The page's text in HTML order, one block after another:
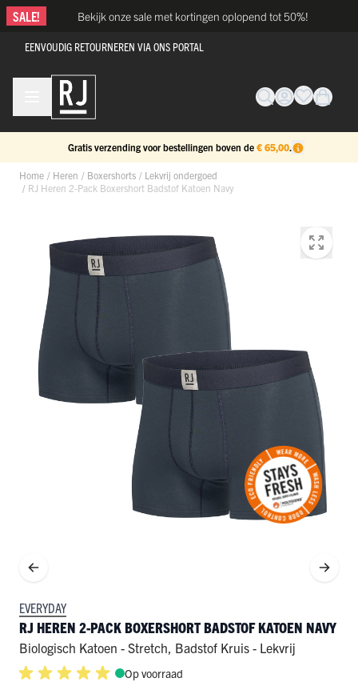
Ga naar de inhoud
SALE! Bekijk onze sale met kortingen oplopend tot 50%!
EENVOUDIG RETOURNEREN VIA ONS PORTAL
Gratis verzending voor bestellingen boven de € 65,00.
Home / Heren / Boxershorts / Lekvrij ondergoed
/ RJ Heren 2-Pack Boxershort Badstof Katoen Navy
EVERYDAY
RJ HEREN 2-PACK BOXERSHORT BADSTOF KATOEN NAVY
Biologisch Katoen - Stretch, Badstof Kruis - Lekvrij
Op voorraad